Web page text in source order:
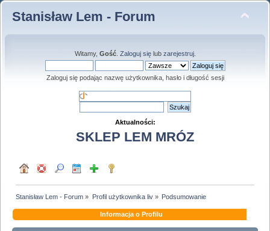
Stanisław Lem - Forum
Witamy, Gość. Zaloguj sięlub zarejestruj.
Zaloguj się podając nazwę użytkownika, hasło i długość sesji
Aktualności:
SKLEP LEM MRÓZ
Stanisław Lem - Forum » Profil użytkownika liv» Podsumowanie
Informacja o Profilu